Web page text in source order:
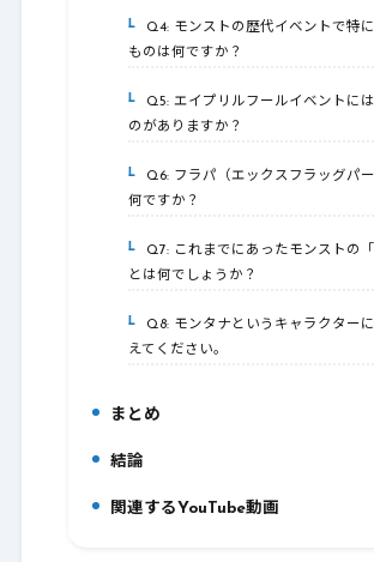
6-4.Q4: モンストの歴代イベントで特
ものは何ですか？
6-5.Q5: エイプリルフールイベントに
のがありますか？
6-6.Q6: フラパ（エックスフラッグパ
何ですか？
6-7.Q7: これまでにあったモンストの「
とは何でしょうか？
6-8.Q8: モンタナというキャラクター
えてください。
まとめ
8.結論
9.関連するYouTube動画